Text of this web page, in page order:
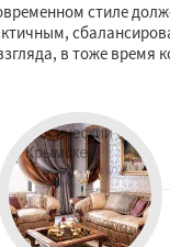
стиле
в тоже время